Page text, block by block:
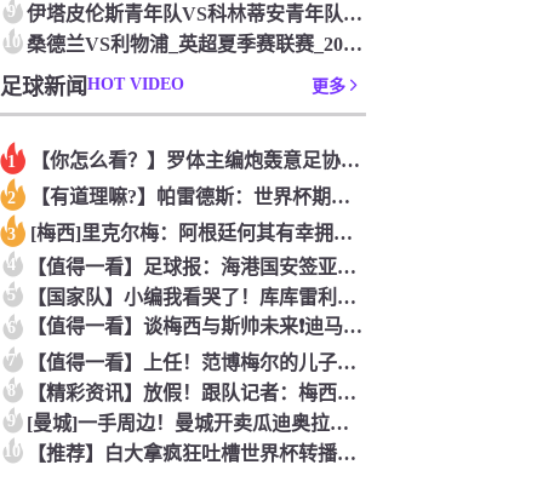
9 伊塔皮伦斯青年队VS科林蒂安青年队_巴圣青联联赛_2026年
10 桑德兰VS利物浦_英超夏季赛联赛_2026年07月26日
足球新闻 HOT VIDEO 更多
1 【你怎么看？】罗体主编炮轰意足协主席：浪费三十天结果选个自己
2 【有道理嘛?】帕雷德斯：世界杯期间我有轻微骨裂，现在好多了！
3 [梅西]里克尔梅：阿根廷何其有幸拥有老马和梅西； 体力充沛决
4 【值得一看】足球报：海港国安签亚冠外援证明有些想法 海外回流
5 【国家队】小编我看哭了！库库雷利亚谈儿子患自闭症，令人动容
6 【值得一看】谈梅西与斯帅未来❗️迪马利亚：他俩必须焊死，天花
7 【值得一看】上任！范博梅尔的儿子谈父亲成为比利时国家队主教练
8 【精彩资讯】放假！跟队记者：梅西和德保罗放假休息，缺席明日对
9 [曼城]一手周边！曼城开卖瓜迪奥拉办公室用品！
10 【推荐】白大拿疯狂吐槽世界杯转播：你们比我还烂，我甘拜下风！